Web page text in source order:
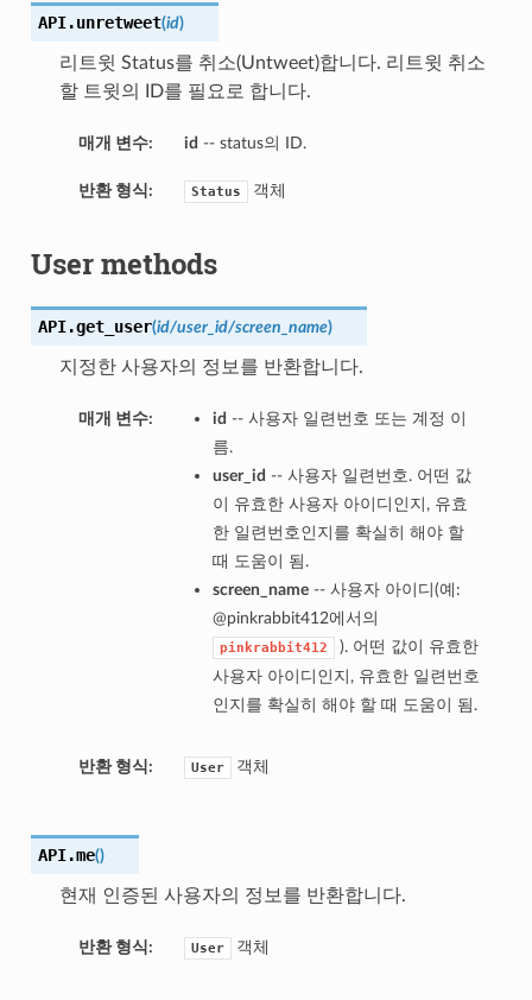
API.unretweet(id)
리트윗 Status를 취소(Untweet)합니다. 리트윗 취소
할 트윗의 ID를 필요로 합니다.
매개 변수: id -- status의 ID.
반환 형식: Status 객체
User methods
API.get_user(id/user_id/screen_name)
지정한 사용자의 정보를 반환합니다.
매개 변수: id -- 사용자 일련번호 또는 계정 이
름.
user_id -- 사용자 일련번호. 어떤 값
이 유효한 사용자 아이디인지, 유효
한 일련번호인지를 확실히 해야 할
때 도움이 됨.
screen_name-- 사용자 아이디(예:
@pinkrabbit412에서의
pinkrabbit412
). 어떤 값이 유효한
사용자 아이디인지, 유효한 일련번호
인지를 확실히 해야 할 때 도움이 됨.
반환 형식: User 객체
API.me()
현재 인증된 사용자의 정보를 반환합니다.
반환 형식: User 객체